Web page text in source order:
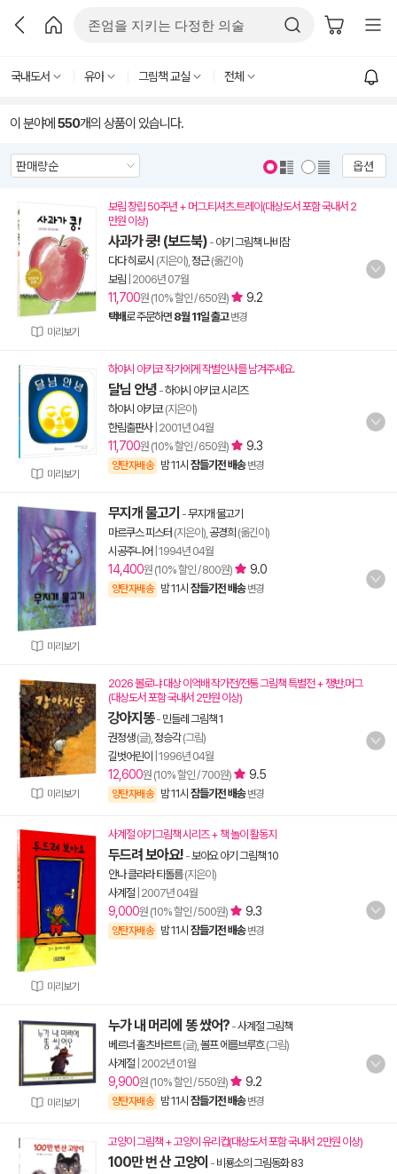
국내도서 유아 그림책 교실 전체
이 분야에 550개의 상품이 있습니다.
옵션
미리보기
보림 창립 50주년 + 머그.티셔츠.트레이(대상도서 포함 국내서 2
만원 이상)
사과가 쿵! (보드북) - 아기 그림책 나비잠
다다 히로시 (지은이), 정근(옮긴이)
보림 2006년 07월
11,700원 (10% 할인 / 650원) 9.2
택배로 주문하면 8월 11일 출고 변경
미리보기
하야시 아키코 작가에게 작별인사를 남겨주세요.
달님 안녕 -하야시 아키코 시리즈
하야시 아키코(지은이)
한림출판사| 2001년 04월
11,700원 (10% 할인 / 650원) 9.3
양탄자배송 밤 11시 잠들기전 배송 변경
미리보기
무지개 물고기 -무지개 물고기
마르쿠스 피스터 (지은이), 공경희 (옮긴이)
시공주니어 1994년 04월
14,400원 (10% 할인 / 800원) 9.0
양탄자배송 밤 11시 잠들기전 배송 변경
미리보기
2026 볼로냐 대상 이억배 작가전/전통 그림책 특별전 + 쟁반.머그
(대상도서 포함 국내서 2만원 이상)
강아지똥- 민들레 그림책 1
권정생(글), 정승각(그림)
길벗어린이
1996년 04월
12,600원 (10% 할인 / 700원) 9.5
양탄자배송 밤 11시 잠들기전 배송 변경
미리보기
사계절 아기그림책 시리즈 + 책 놀이 활동지
두드려 보아요! -보아요 아기 그림책 10
안나 클라라 티돌름(지은이)
사계절 2007년 04월
9,000원 (10% 할인 / 500원) 9.3
양탄자배송 밤 11시 잠들기전 배송 변경
미리보기
누가 내 머리에 똥 쌌어? -사계절 그림책
베르너 홀츠바르트(글), 볼프 에를브루흐(그림)
사계절 2002년 01월
9,900원 (10% 할인 / 550원) 9.2
양탄자배송 밤 11시 잠들기전 배송 변경
고양이 그림책 + 고양이 유리컵(대상도서 포함 국내서 2만원 이상)
100만 번 산 고양이 - 비룡소의 그림동화 83